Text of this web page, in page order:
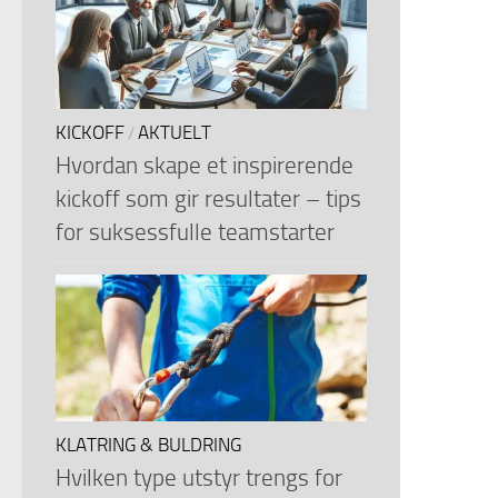
KICKOFF / AKTUELT
Hvordan skape et inspirerende
kickoff som gir resultater – tips
for suksessfulle teamstarter
KLATRING & BULDRING
Hvilken type utstyr trengs for